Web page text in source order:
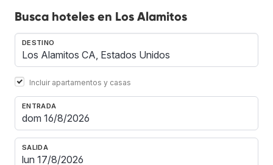
Busca hoteles en Los Alamitos
DESTINO
Incluir apartamentos y casas
ENTRADA
SALIDA